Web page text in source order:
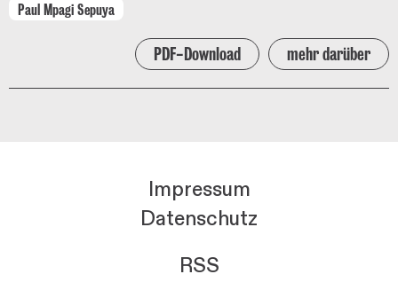
Paul Mpagi Sepuya
PDF-Download mehr darüber
Impressum
Datenschutz
RSS